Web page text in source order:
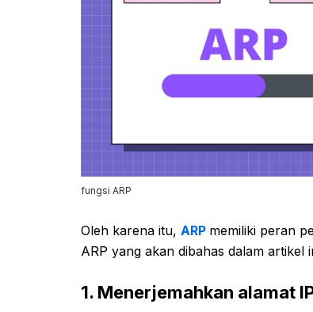
fungsi ARP
Oleh karena itu, ARP memiliki peran
ARP yang akan dibahas dalam artikel
1. Menerjemahkan alamat